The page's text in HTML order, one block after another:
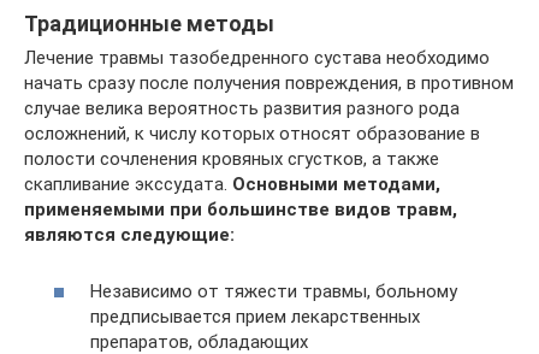
Традиционные методы
Лечение травмы тазобедренного сустава необходимо
начать сразу после получения повреждения, в противном
случае велика вероятность развития разного рода
осложнений, к числу которых относят образование в
полости сочленения кровяных сгустков, а также
скапливание экссудата. Основными методами,
применяемыми при большинстве видов травм,
являются следующие:
Независимо от тяжести травмы, больному
предписывается прием лекарственных
препаратов, обладающих